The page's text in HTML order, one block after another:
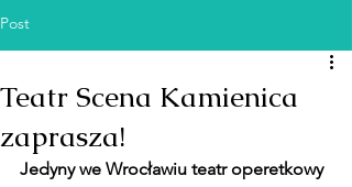
Post
Teatr Scena Kamienica
zaprasza!
Jedyny we Wrocławiu teatr operetkowy